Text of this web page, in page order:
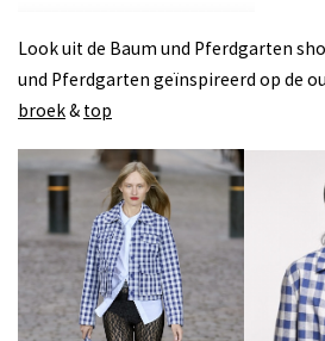
Look uit de Baum und Pferdgarten
und Pferdgarten geïnspireerd op de
broek& top